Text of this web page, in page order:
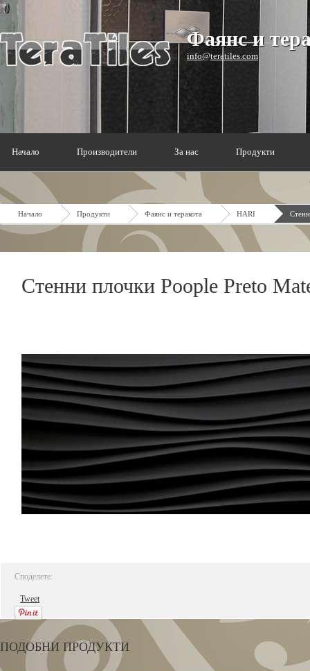
Фаянс и
info@teratiles.com
Начало Производители За нас Продукти
Начало Продукти Фаянс и теракота HARI
Стенни плочки Poople Preto
Споделете:
Tweet
ПОДОБНИ ПРОДУКТИ